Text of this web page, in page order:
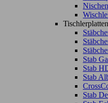
Tischlerplatten
Stab
Stab
Stab
Stab